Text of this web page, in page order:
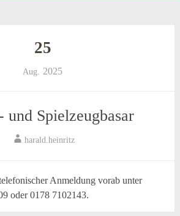
25
Aug. 2025
und Spielzeugbasar
harald.heinritz
Anmeldung vorab unter
oder 0178 7102143.